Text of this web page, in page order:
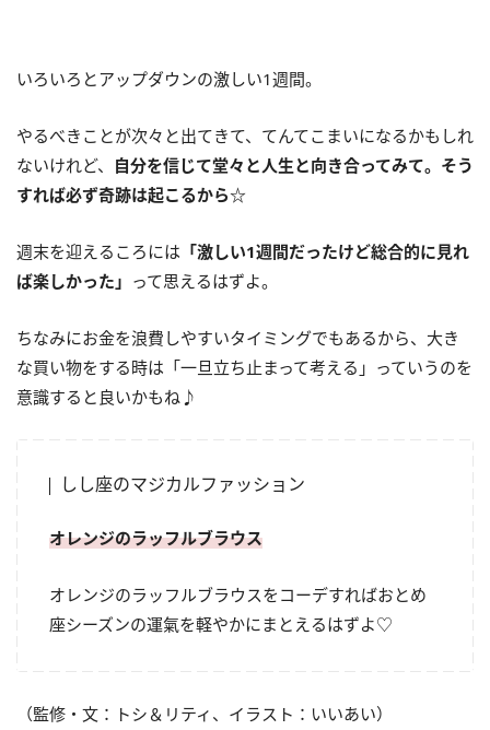
いろいろとアップダウンの激しい1週間。
やるべきことが次々と出てきて、てんてこまいになるかもしれ
ないけれど、 自分を信じて堂々と人生と向き合ってみて。そう
すれば必ず奇跡は起こるから☆
週末を迎えるころには 「激しい1週間だったけど総合的に見れ
ば楽しかった」 って思えるはずよ。
ちなみにお金を浪費しやすいタイミングでもあるから、大き
な買い物をする時は「一旦立ち止まって考える」っていうのを
意識すると良いかもね♪
しし座のマジカルファッション
オレンジのラッフルブラウス
オレンジのラッフルブラウスをコーデすればおとめ
座シーズンの運氣を軽やかにまとえるはずよ♡
（監修・文：トシ＆リティ、イラスト：いいあい）